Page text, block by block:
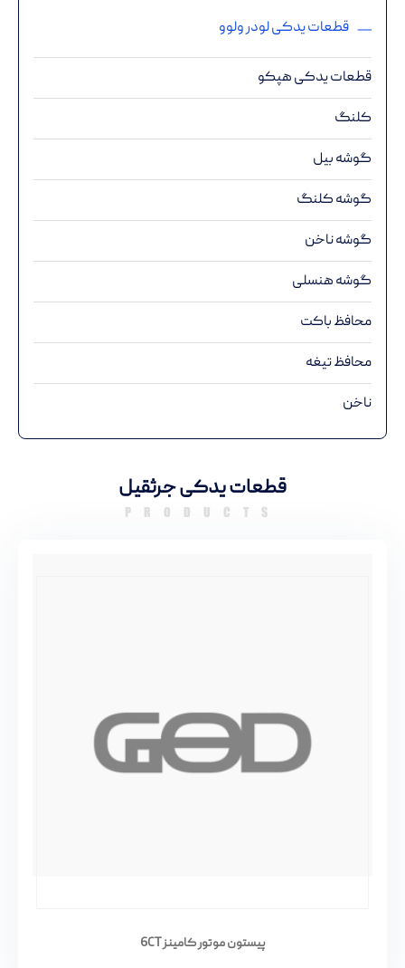
قطعات یدکی لودر ولوو
قطعات یدکی هپکو
کلنگ
گوشه بیل
گوشه کلنگ
گوشه ناخن
گوشه هنسلی
محافظ باکت
محافظ تیغه
ناخن
قطعات یدکی جرثقیل
PRODUCTS
پیستون موتور کامینز 6CT